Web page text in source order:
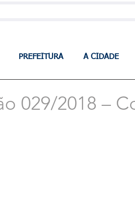
PREFEITURA A CIDADE
029/2018 –